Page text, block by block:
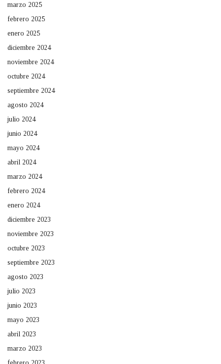
marzo 2025
febrero 2025
enero 2025
diciembre 2024
noviembre 2024
octubre 2024
septiembre 2024
agosto 2024
julio 2024
junio 2024
mayo 2024
abril 2024
marzo 2024
febrero 2024
enero 2024
diciembre 2023
noviembre 2023
octubre 2023
septiembre 2023
agosto 2023
julio 2023
junio 2023
mayo 2023
abril 2023
marzo 2023